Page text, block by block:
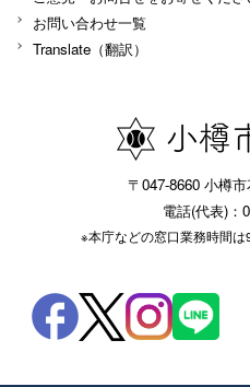
お問い合わせ一覧
Translate（翻訳）
〒047-8660 小樽
電話(代表)：
※本庁などの窓口業務時間は